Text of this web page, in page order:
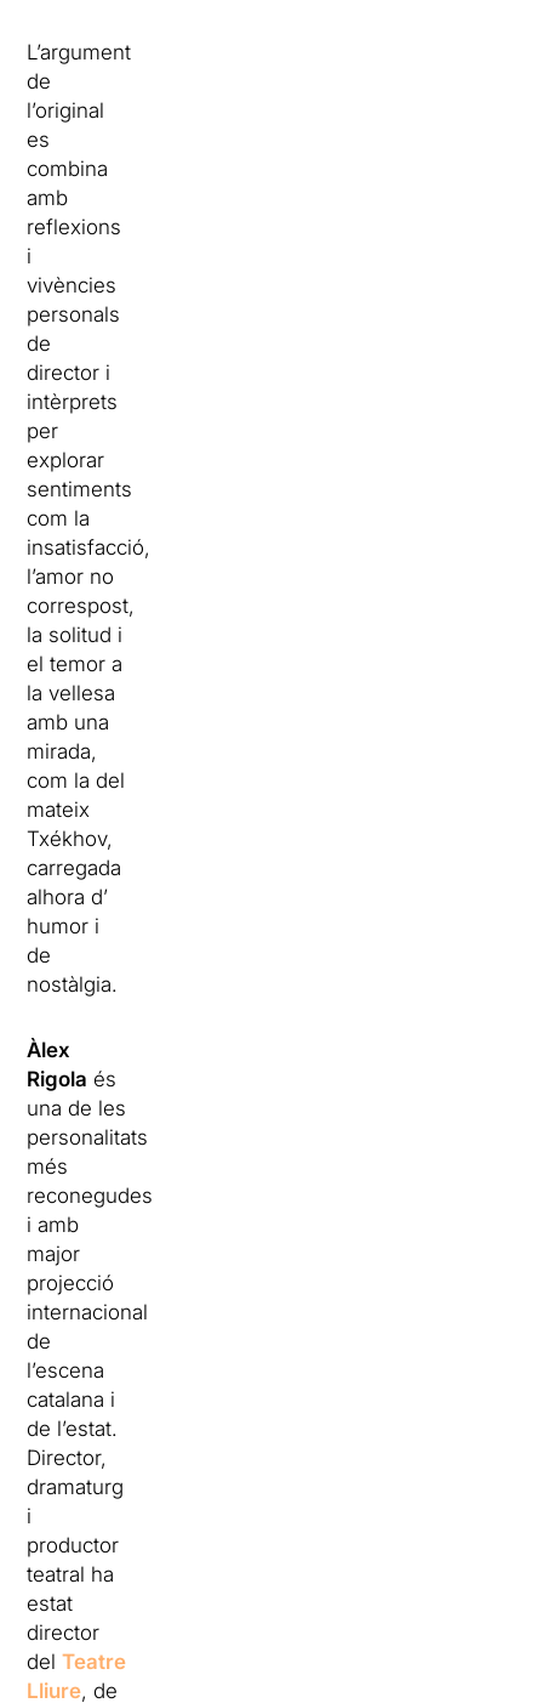
L’argument
de
l’original
es
combina
amb
reflexions
i
vivències
personals
de
director i
intèrprets
per
explorar
sentiments
com la
insatisfacció,
l’amor no
correspost,
la solitud i
el temor a
la vellesa
amb una
mirada,
com la del
mateix
Txékhov,
carregada
alhora d’
humor i
de
nostàlgia.
Àlex
Rigola és
una de les
personalitats
més
reconegudes
i amb
major
projecció
internacional
de
l’escena
catalana i
de l’estat.
Director,
dramaturg
i
productor
teatral ha
estat
director
delTeatre
Lliure, de